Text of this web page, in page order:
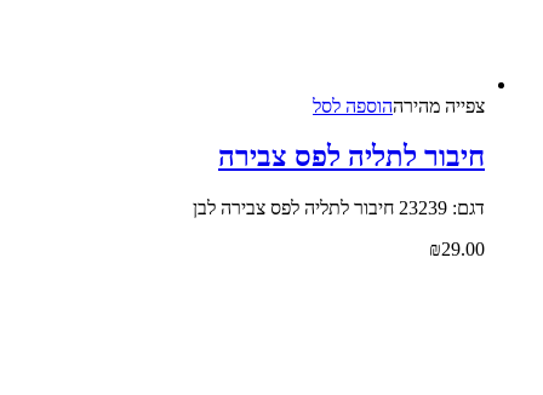
צפייה‬ ‫מהירה‬הוספה לסל
חיבור לתליה לפס צבירה
דגם: 23239 חיבור לתליה לפס צבירה לבן
₪29.00